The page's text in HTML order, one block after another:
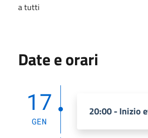
a tutti
Date e orari
17
GEN
20:00 - Inizio